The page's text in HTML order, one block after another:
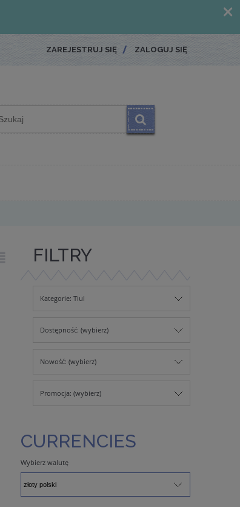
ZAREJESTRUJ SIĘ ZALOGUJ SIĘ
FILTRY
Kategorie: Tiul
Dostępność: (wybierz)
Nowość: (wybierz)
Promocja: (wybierz)
CURRENCIES
Wybierz walutę